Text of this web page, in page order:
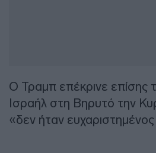
Ο Τραμπ επέκρινε επίσης
Ισραήλ στη Βηρυτό την
«δεν ήταν